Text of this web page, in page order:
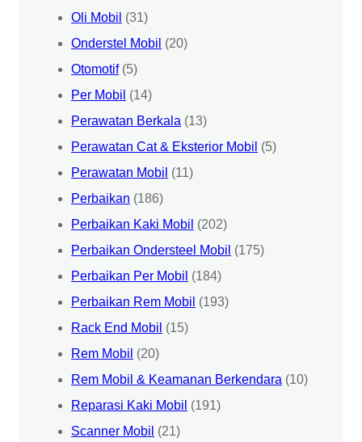
Oli Mobil (31)
Onderstel Mobil (20)
Otomotif(5)
Per Mobil (14)
Perawatan Berkala (13)
Perawatan Cat & Eksterior Mobil (5)
Perawatan Mobil (11)
Perbaikan (186)
Perbaikan Kaki Mobil (202)
Perbaikan Ondersteel Mobil (175)
Perbaikan Per Mobil (184)
Perbaikan Rem Mobil (193)
Rack End Mobil (15)
Rem Mobil (20)
Rem Mobil & Keamanan Berkendara (10)
Reparasi Kaki Mobil (191)
Scanner Mobil (21)